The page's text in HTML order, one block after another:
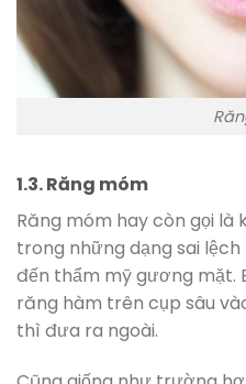
1.3. Răng móm
Răng móm hay còn gọi
trong những dạng sai
đến thẩm mỹ gương mặt.
răng hàm trên cụp sâu
thì đưa ra ngoài.